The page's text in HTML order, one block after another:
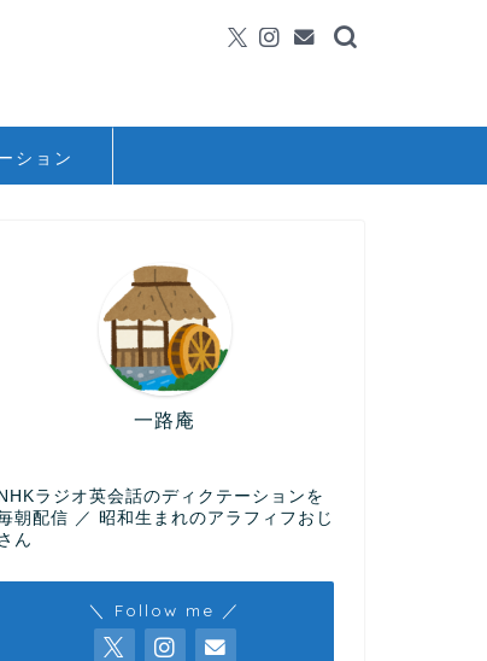
ション
一路庵
NHKラジオ英会話のディクテーションを
朝配信 ／ 昭和生まれのアラフィフおじ
ん
＼ Follow me ／